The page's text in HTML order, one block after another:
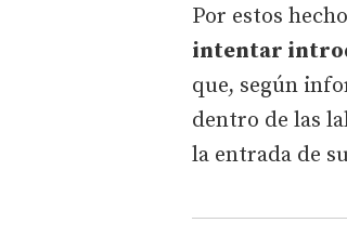
Por estos
intentar
que, según
dentro de las
la entrada de